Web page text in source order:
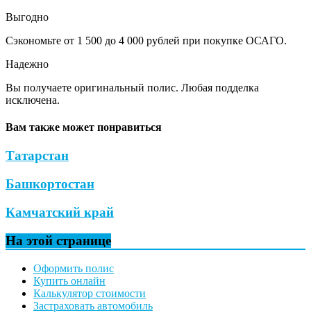
Выгодно
Сэкономьте от 1 500 до 4 000 рублей при покупке ОСАГО.
Надежно
Вы получаете оригинальный полис. Любая подделка
исключена.
Вам также может понравиться
Татарстан
Башкортостан
Камчатский край
На этой странице
Оформить полис
Купить онлайн
Калькулятор стоимости
Застраховать автомобиль